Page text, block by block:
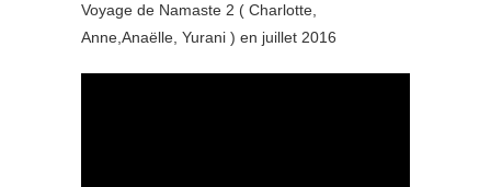
Voyage de Namaste 2 ( Charlotte,
Anne,Anaëlle, Yurani ) en juillet 2016